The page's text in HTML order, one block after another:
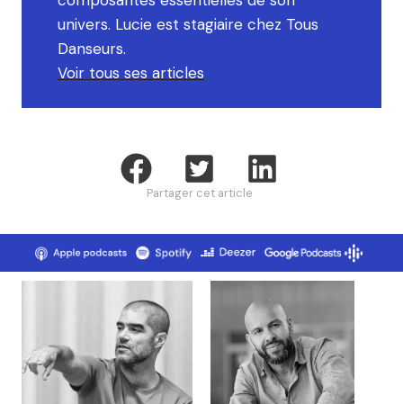
univers. Lucie est stagiaire chez Tous
Danseurs.
Voir tous ses articles
Partager cet article